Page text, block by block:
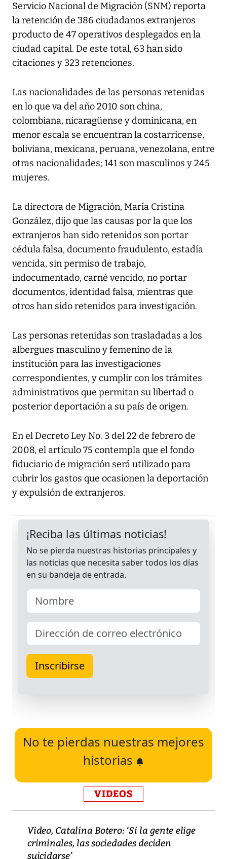
Servicio Nacional de Migración (SNM) reporta
la retención de 386 ciudadanos extranjeros
producto de 47 operativos desplegados en la
ciudad capital. De este total, 63 han sido
citaciones y 323 retenciones.
Las nacionalidades de las personas retenidas
en lo que va del año 2010 son china,
colombiana, nicaragüense y dominicana, en
menor escala se encuentran la costarricense,
boliviana, mexicana, peruana, venezolana, entre
otras nacionalidades; 141 son masculinos y 245
mujeres.
La directora de Migración, María Cristina
González, dijo que las causas por la que los
extranjeros han sido retenidos son portar
cédula falsa, documento fraudulento, estadía
vencida, sin permiso de trabajo,
indocumentado, carné vencido, no portar
documentos, identidad falsa, mientras que
otros han sido retenidos para investigación.
Las personas retenidas son trasladadas a los
albergues masculino y femenino de la
institución para las investigaciones
correspondientes, y cumplir con los trámites
administrativos que permitan su libertad o
posterior deportación a su país de origen.
En el Decreto Ley No. 3 del 22 de febrero de
2008, el artículo 75 contempla que el fondo
fiduciario de migración será utilizado para
cubrir los gastos que ocasionen la deportación
y expulsión de extranjeros.
No te pierdas nuestras mejores
historias
VIDEOS
Video, Catalina Botero: ‘Si la gente elige
criminales, las sociedades deciden
suicidarse’